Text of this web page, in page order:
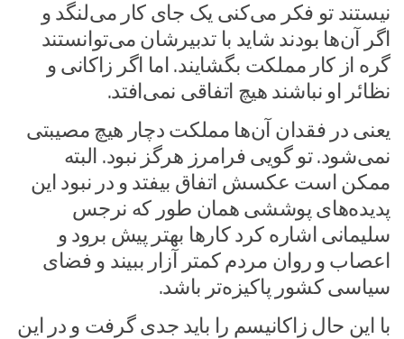
نیستند تو فکر می‌کنی یک جای کار می‌لنگد و
اگر آن‌ها بودند شاید با تدبیرشان می‌توانستند
گره از کار مملکت بگشایند. اما اگر زاکانی و
نظائر او نباشند هیچ اتفاقی نمی‌افتد.
یعنی در فقدان آن‌ها مملکت دچار هیچ مصیبتی
نمی‌شود. تو گویی فرامرز هرگز نبود. البته
ممکن است عکسش اتفاق بیفتد و در نبود این
پدیده‌های پوششی همان طور که نرجس
سلیمانی اشاره کرد کارها بهتر پیش برود و
اعصاب و روان مردم کمتر آزار ببیند و فضای
سیاسی کشور پاکیزه‌تر باشد.
با این حال زاکانیسم را باید جدی گرفت و در این